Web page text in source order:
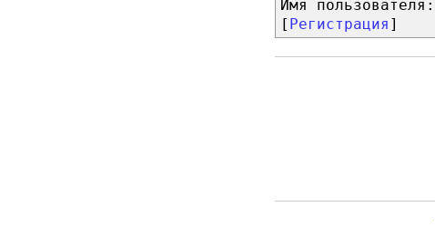
Имя пользователя:
[ Регистрация ]